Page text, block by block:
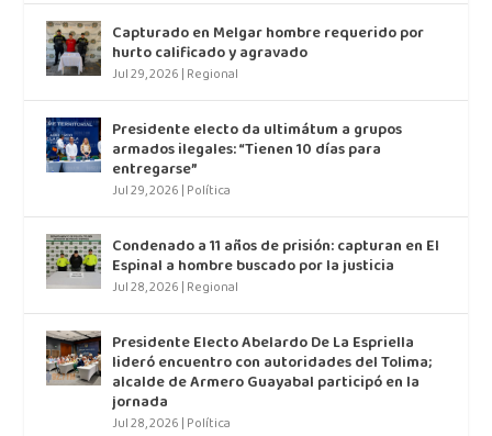
Capturado en Melgar hombre requerido por
hurto calificado y agravado
Jul 29, 2026 | Regional
Presidente electo da ultimátum a grupos
armados ilegales: “Tienen 10 días para
entregarse”
Jul 29, 2026 | Política
Condenado a 11 años de prisión: capturan en El
Espinal a hombre buscado por la justicia
Jul 28, 2026 | Regional
Presidente Electo Abelardo De La Espriella
lideró encuentro con autoridades del Tolima;
alcalde de Armero Guayabal participó en la
jornada
Jul 28, 2026 | Política